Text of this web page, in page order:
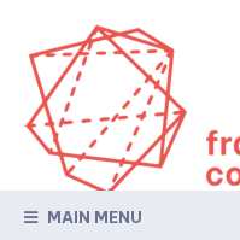
MAIN MENU